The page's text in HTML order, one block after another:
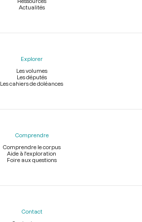
Actualités
Explorer
Les volumes
Les députés
Les cahiers de doléances
Comprendre
Comprendre le corpus
Aide à l'exploration
Foire aux questions
Contact